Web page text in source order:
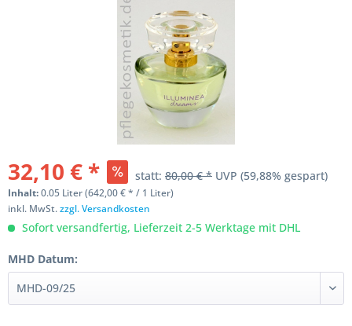
32,10 € * statt: 80,00 € * UVP (59,88% gespart)
Inhalt:0.05 Liter (642,00 € * / 1 Liter)
inkl. MwSt.zzgl. Versandkosten
Sofort versandfertig, Lieferzeit 2-5 Werktage mit DHL
MHD Datum: